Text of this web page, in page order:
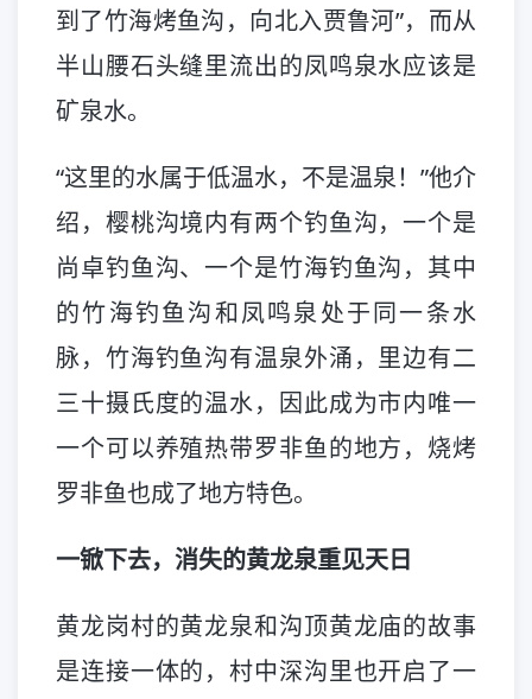
到了竹海烤鱼沟，向北入贾鲁河”，而从
半山腰石头缝里流出的凤鸣泉水应该是
矿泉水。
“这里的水属于低温水，不是温泉！”他介
绍，樱桃沟境内有两个钓鱼沟，一个是
尚卓钓鱼沟、一个是竹海钓鱼沟，其中
的竹海钓鱼沟和凤鸣泉处于同一条水
脉，竹海钓鱼沟有温泉外涌，里边有二
三十摄氏度的温水，因此成为市内唯一
一个可以养殖热带罗非鱼的地方，烧烤
罗非鱼也成了地方特色。
一锨下去，消失的黄龙泉重见天日
黄龙岗村的黄龙泉和沟顶黄龙庙的故事
是连接一体的，村中深沟里也开启了一